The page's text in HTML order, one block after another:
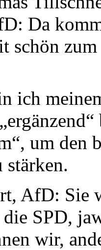
Da
schön
ich
um den
stärken.
AfD: Sie
die SPD,
wir,